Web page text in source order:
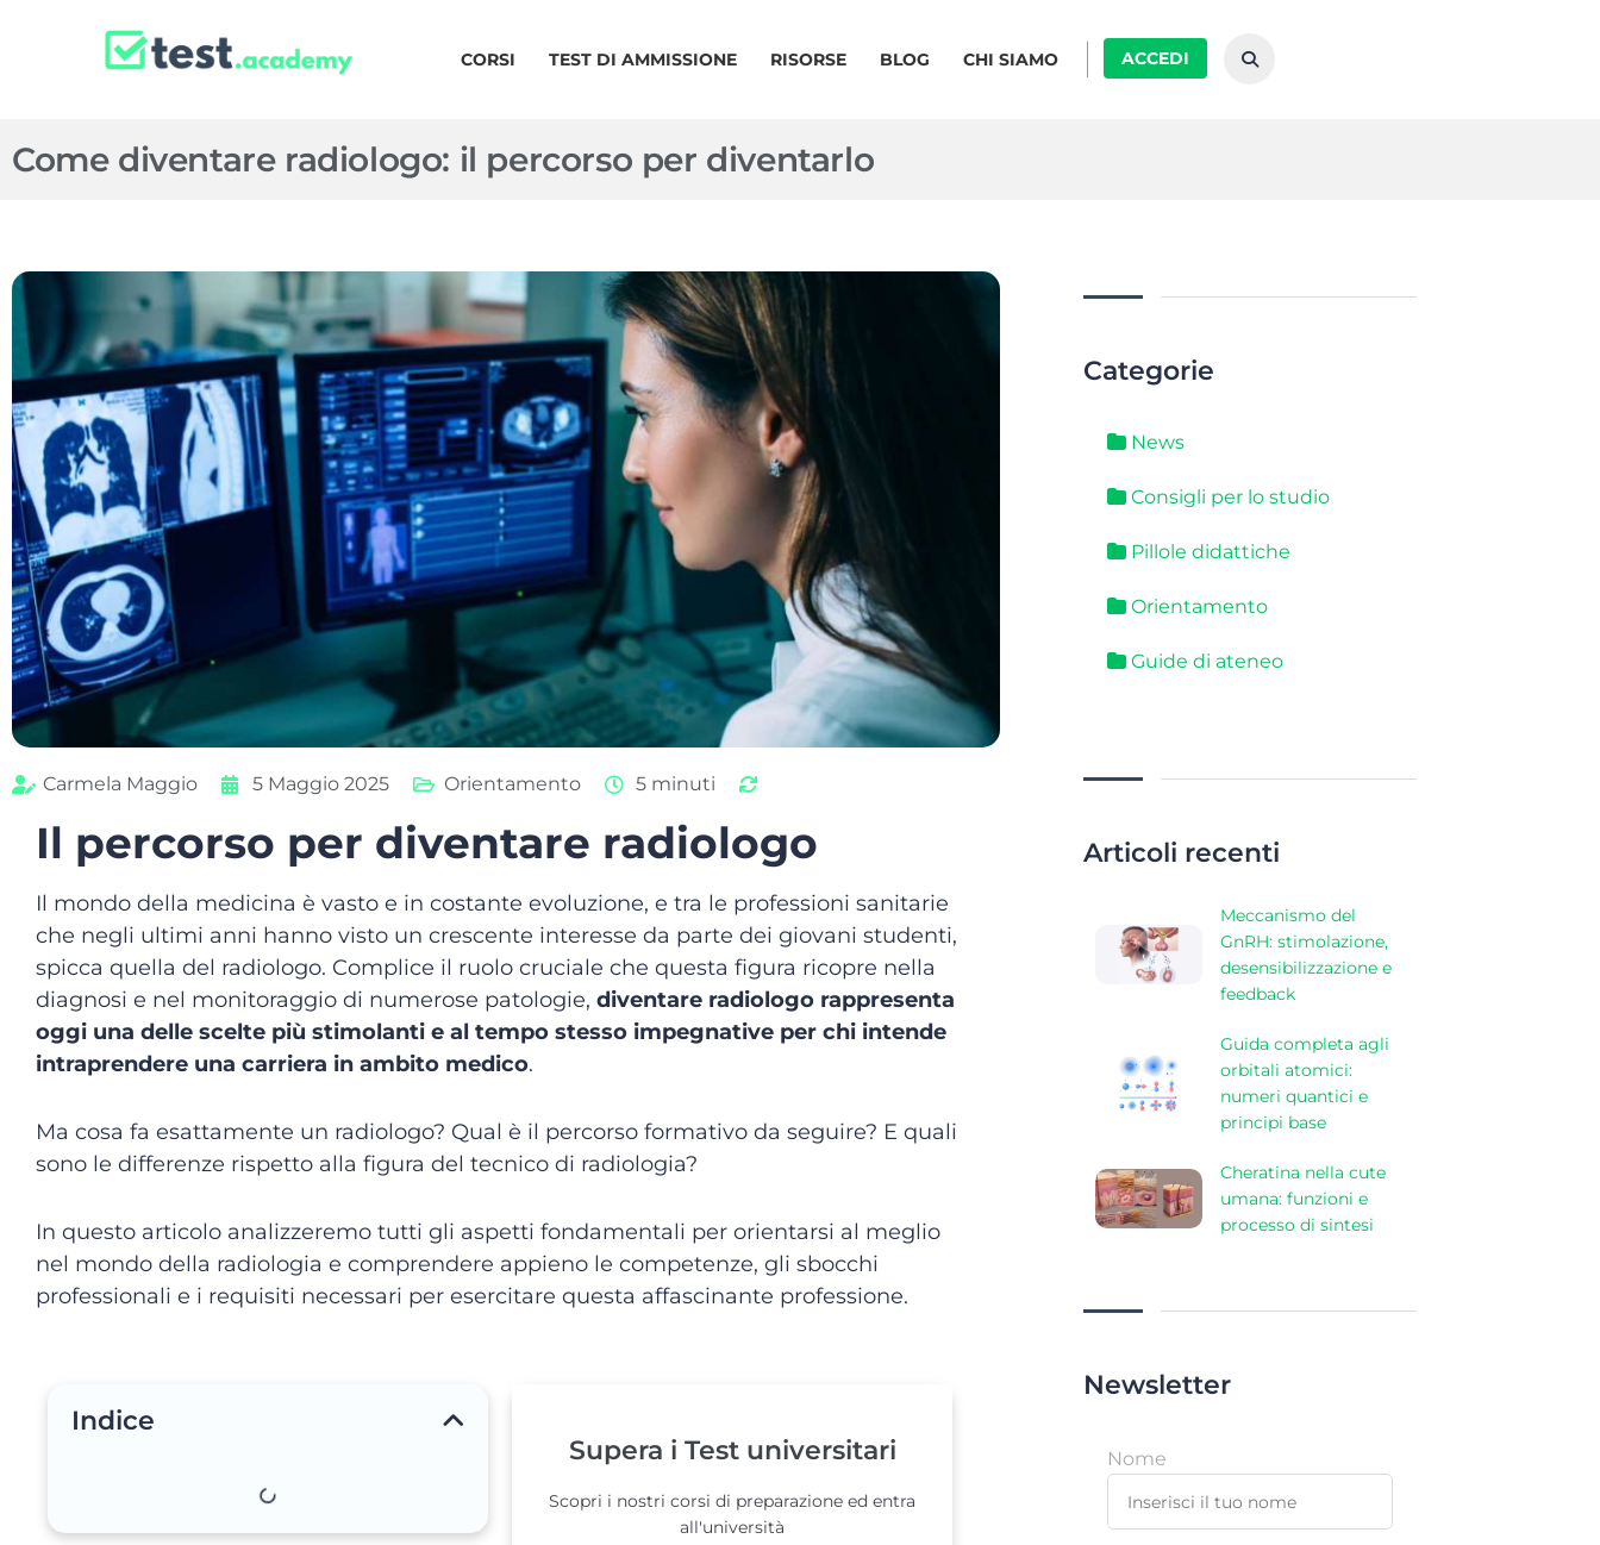
ACCEDI
CORSI TEST DI AMMISSIONE RISORSE BLOG CHI SIAMO
Come diventare radiologo: il percorso per diventarlo
Carmela Maggio 5 Maggio 2025 Orientamento 5 minuti
Il percorso per diventare radiologo
Il mondo della medicina è vasto e in costante evoluzione, e tra le professioni sanitarie
che negli ultimi anni hanno visto un crescente interesse da parte dei giovani studenti,
spicca quella del radiologo. Complice il ruolo cruciale che questa figura ricopre nella
diagnosi e nel monitoraggio di numerose patologie, diventare radiologo rappresenta
oggi una delle scelte più stimolanti e al tempo stesso impegnative per chi intende
intraprendere una carriera in ambito medico.
Ma cosa fa esattamente un radiologo? Qual è il percorso formativo da seguire? E quali
sono le differenze rispetto alla figura del tecnico di radiologia?
In questo articolo analizzeremo tutti gli aspetti fondamentali per orientarsi al meglio
nel mondo della radiologia e comprendere appieno le competenze, gli sbocchi
professionali e i requisiti necessari per esercitare questa affascinante professione.
Indice
Supera i Test universitari
Scopri i nostri corsi di preparazione ed entra
all'università
Categorie
News
Consigli per lo studio
Pillole didattiche
Orientamento
Guide di ateneo
Articoli recenti
Meccanismo del
GnRH: stimolazione,
desensibilizzazione e
feedback
Guida completa agli
orbitali atomici:
numeri quantici e
principi base
Cheratina nella cute
umana: funzioni e
processo di sintesi
Newsletter
Nome